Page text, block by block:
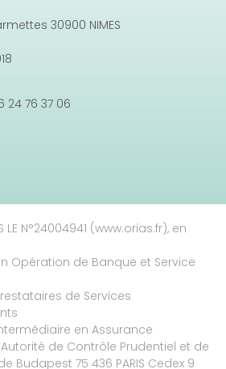
30900 NIMES
24 76 37 06
LE N°24004941 (www.orias.fr), en
Opération de Banque et Service
de Services
en Assurance
de Contrôle Prudentiel et de
Budapest 75 436 PARIS Cedex 9